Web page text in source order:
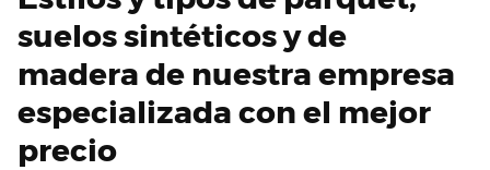
suelos sintéticos y de
madera de nuestra empresa
especializada con el mejor
precio